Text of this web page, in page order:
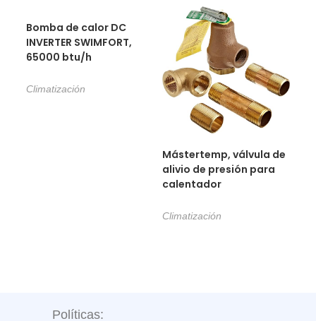
Bomba de calor DC
INVERTER SWIMFORT,
65000 btu/h
Climatización
Mástertemp, válvula de
alivio de presión para
calentador
Climatización
Políticas: